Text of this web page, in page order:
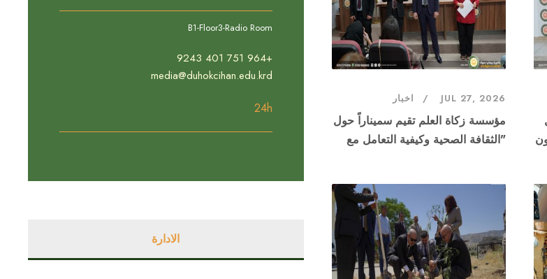
JUL 27, 2026 اخبار
مؤسسة زكاة العلم تقيم سميناراً حول
"الثقافة الصحية وكيفية التعامل مع
B1-Floor3-Radio Room
+964 751 401 9243
media@duhokcihan.edu.krd
24h
الادارة